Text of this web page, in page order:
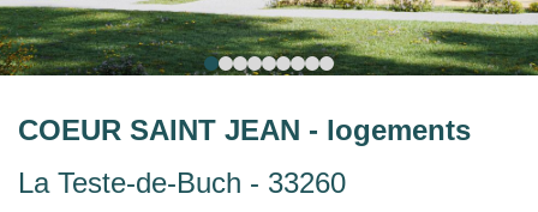
COEUR SAINT JEAN - logements
La Teste-de-Buch - 33260